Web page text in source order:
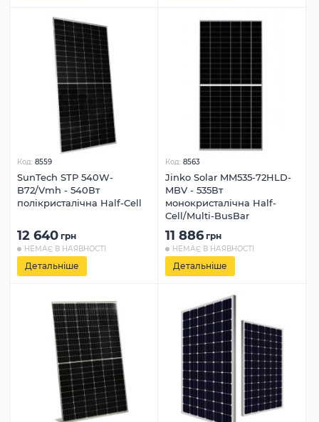
Код: 8559
SunTech STP 540W-
B72/Vmh - 540Вт
полікристалічна Half-Cell
12 640 грн
НЕМАЄ В НАЯВНОСТІ
Детальніше
Код: 8563
Jinko Solar MM535-72HLD-
MBV - 535Вт
монокристалічна Half-
Cell/Multi-BusBar
11 886 грн
НЕМАЄ В НАЯВНОСТІ
Детальніше